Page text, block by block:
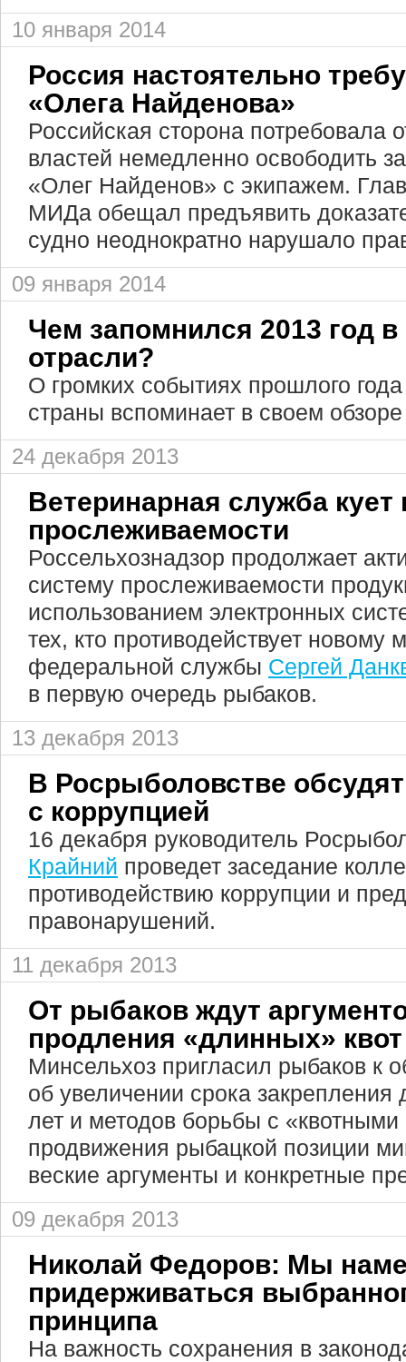
10 января 2014
Россия настоятельно
«Олега Найденова»
Российская сторона потребовала
властей немедленно освободить
«Олег Найденов» с экипажем.
МИДа обещал предъявить
судно неоднократно нарушало
09 января 2014
Чем запомнился 2013 год
отрасли?
О громких событиях прошлого
страны вспоминает в своем
24 декабря 2013
Ветеринарная служба кует
прослеживаемости
Россельхознадзор продолжает
систему прослеживаемости
использованием электронных
тех, кто противодействует новому
федеральной службы Сергей
в первую очередь рыбаков.
13 декабря 2013
В Росрыболовстве
с коррупцией
16 декабря руководитель
Крайний проведет заседание
противодействию коррупции и
правонарушений.
11 декабря 2013
От рыбаков ждут
продления «длинных» квот
Минсельхоз пригласил рыбаков к
об увеличении срока закрепления
лет и методов борьбы с
продвижения рыбацкой позиции
веские аргументы и конкретные
09 декабря 2013
Николай Федоров: Мы
придерживаться
принципа
На важность сохранения в